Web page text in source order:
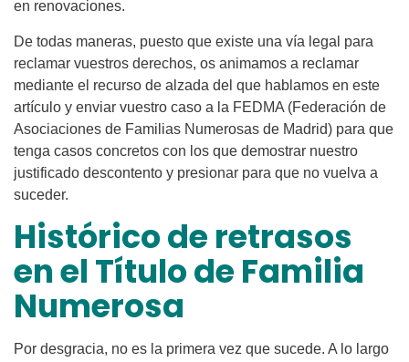
en renovaciones.
De todas maneras, puesto que existe una vía legal para
reclamar vuestros derechos, os animamos a reclamar
mediante el recurso de alzada del que hablamos en este
artículo y enviar vuestro caso a la FEDMA (Federación de
Asociaciones de Familias Numerosas de Madrid) para que
tenga casos concretos con los que demostrar nuestro
justificado descontento y presionar para que no vuelva a
suceder.
Histórico de retrasos
en el Título de Familia
Numerosa
Por desgracia, no es la primera vez que sucede. A lo largo